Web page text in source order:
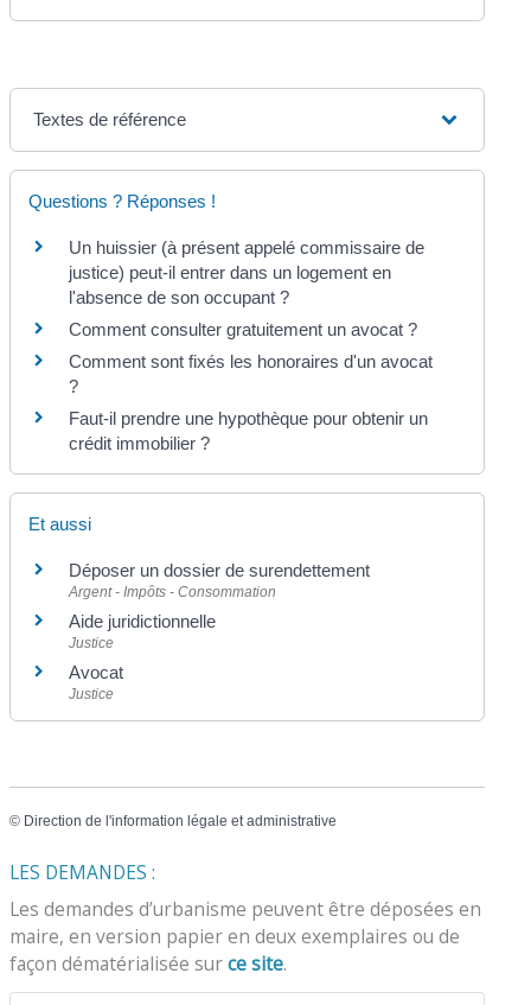
Textes de référence
Questions ? Réponses !
Un huissier (à présent appelé commissaire de
justice) peut-il entrer dans un logement en
l'absence de son occupant ?
Comment consulter gratuitement un avocat ?
Comment sont fixés les honoraires d'un avocat
?
Faut-il prendre une hypothèque pour obtenir un
crédit immobilier ?
Et aussi
Déposer un dossier de surendettement
Argent - Impôts - Consommation
Aide juridictionnelle
Justice
Avocat
Justice
© Direction de l'information légale et administrative
LES DEMANDES :
Les demandes d’urbanisme peuvent être déposées en
maire, en version papier en deux exemplaires ou de
façon dématérialisée surce site.